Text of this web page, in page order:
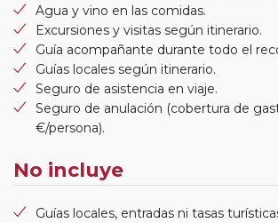
Agua y vino en las comidas.
Excursiones y visitas según itinerario.
Guía acompañante durante todo el
Guías locales según itinerario.
Seguro de asistencia en viaje.
Seguro de anulación (cobertura de
€/persona).
No incluye
Guías locales, entradas ni tasas